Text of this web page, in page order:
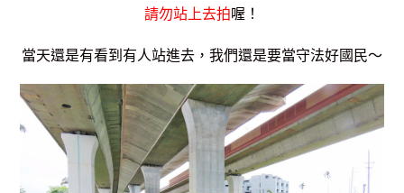
請勿站上去拍喔！
當天還是有看到有人站進去，我們還是要當守法好國民～